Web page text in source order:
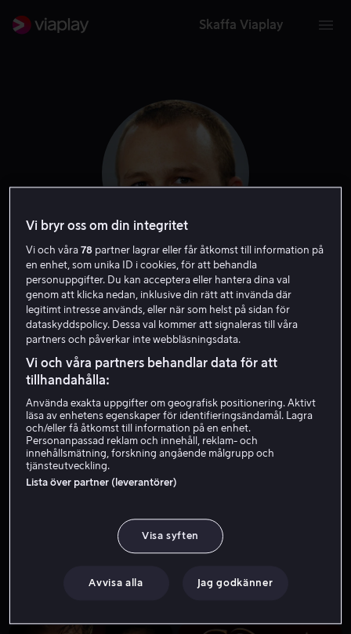
Skaffa Viaplay
Heath Ledger
Skådespelare
Vi bryr oss om din integritet
Vi och våra78 partner lagrar eller får åtkomst till information på
en enhet, som unika ID i cookies, för att behandla
personuppgifter. Du kan acceptera eller hantera dina val
genom att klicka nedan, inklusive din rätt att invända där
legitimt intresse används, eller när som helst på sidan för
dataskyddspolicy. Dessa val kommer att signaleras till våra
partners och påverkar inte webbläsningsdata.
Vi och våra partners behandlar data för att
tillhandahålla:
Använda exakta uppgifter om geografisk positionering. Aktivt
läsa av enhetens egenskaper för identifieringsändamål. Lagra
och/eller få åtkomst till information på en enhet.
Personanpassad reklam och innehåll, reklam- och
innehållsmätning, forskning angående målgrupp och
tjänsteutveckling.
Lista över partner (leverantörer)
Visa syften
Avvisa alla Jag godkänner